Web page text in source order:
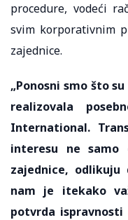
procedure, vodeći
svim korporativnim
zajednice.
„Ponosni smo što
realizovala
International.
interesu ne
zajednice, odlikuju
nam je itekako
potvrda ispravnosti